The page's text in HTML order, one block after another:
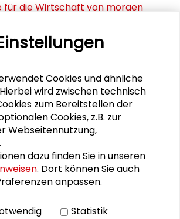
für die Wirtschaft von morgen
erreichen – Zukunftsbündnis im
2026
Wissenschaftsstadt Darmstadt
Wunderlich
Cookies und ähnliche
wird zwischen technisch
zum Bereitstellen der
Cookies, z.B. zur
Webseitennutzung,
dazu finden Sie in unseren
. Dort können Sie auch
anpassen.
Statistik